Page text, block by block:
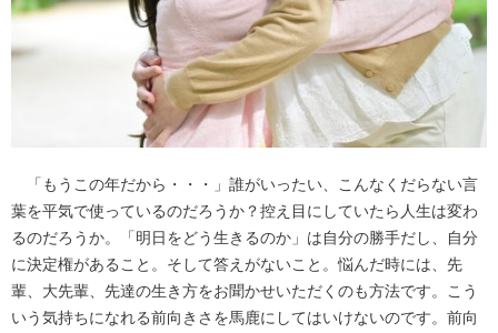
「もうこの年だから・・・」誰がいったい、こんなくだらない言
葉を平気で使っているのだろうか？控え目にしていたら人生は変わ
るのだろうか。「明日をどう生きるのか」は自分の勝手だし、自分
に決定権があること。そして答えがないこと。悩んだ時には、先
輩、大先輩、先達の生き方をお聞かせいただくのも方法です。こう
いう気持ちになれる前向きさを馬鹿にしてはいけないのです。前向